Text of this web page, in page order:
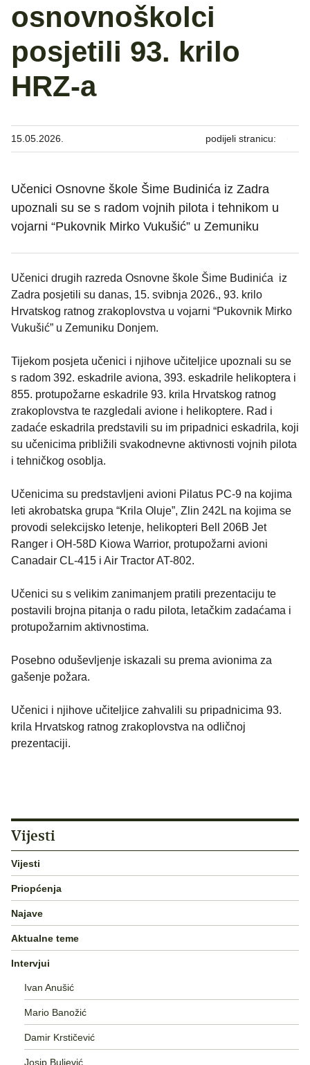
osnovnoškolci
posjetili 93. krilo
HRZ-a
15.05.2026. podijeli stranicu:
Učenici Osnovne škole Šime Budinića iz Zadra
upoznali su se s radom vojnih pilota i tehnikom u
vojarni “Pukovnik Mirko Vukušić” u Zemuniku
Učenici drugih razreda Osnovne škole Šime Budinića iz
Zadra posjetili su danas, 15. svibnja 2026., 93. krilo
Hrvatskog ratnog zrakoplovstva u vojarni “Pukovnik Mirko
Vukušić” u Zemuniku Donjem.
Tijekom posjeta učenici i njihove učiteljice upoznali su se
s radom 392. eskadrile aviona, 393. eskadrile helikoptera i
855. protupožarne eskadrile 93. krila Hrvatskog ratnog
zrakoplovstva te razgledali avione i helikoptere. Rad i
zadaće eskadrila predstavili su im pripadnici eskadrila, koji
su učenicima približili svakodnevne aktivnosti vojnih pilota
i tehničkog osoblja.
Učenicima su predstavljeni avioni Pilatus PC-9 na kojima
leti akrobatska grupa “Krila Oluje”, Zlin 242L na kojima se
provodi selekcijsko letenje, helikopteri Bell 206B Jet
Ranger i OH-58D Kiowa Warrior, protupožarni avioni
Canadair CL-415 i Air Tractor AT-802.
Učenici su s velikim zanimanjem pratili prezentaciju te
postavili brojna pitanja o radu pilota, letačkim zadaćama i
protupožarnim aktivnostima.
Posebno oduševljenje iskazali su prema avionima za
gašenje požara.
Učenici i njihove učiteljice zahvalili su pripadnicima 93.
krila Hrvatskog ratnog zrakoplovstva na odličnoj
prezentaciji.
Vijesti
Vijesti
Priopćenja
Najave
Aktualne teme
Intervjui
Ivan Anušić
Mario Banožić
Damir Krstičević
Josip Buljević